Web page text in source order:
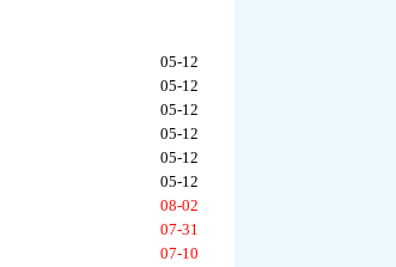
05-12
05-12
05-12
05-12
05-12
05-12
08-02
07-31
07-10